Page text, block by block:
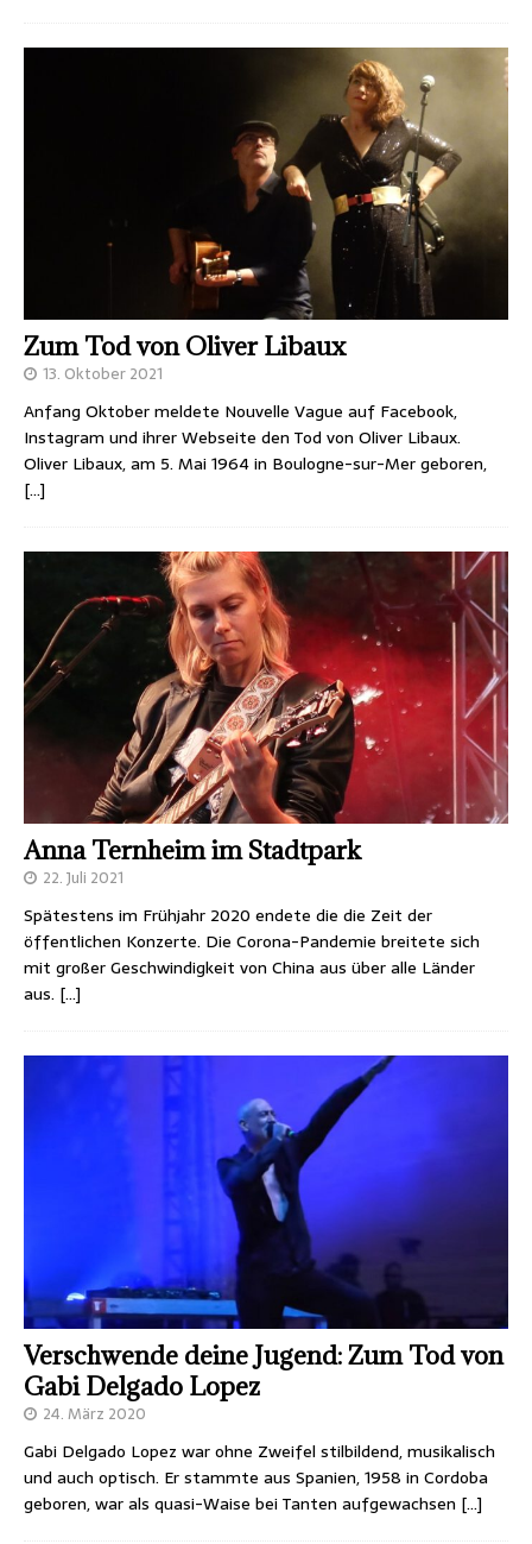
Zum Tod von Oliver Libaux
13. Oktober 2021
Anfang Oktober meldete Nouvelle Vague auf Facebook,
Instagram und ihrer Webseite den Tod von Oliver Libaux.
Oliver Libaux, am 5. Mai 1964 in Boulogne-sur-Mer geboren,
[…]
Anna Ternheim im Stadtpark
22. Juli 2021
Spätestens im Frühjahr 2020 endete die die Zeit der
öffentlichen Konzerte. Die Corona-Pandemie breitete sich
mit großer Geschwindigkeit von China aus über alle Länder
aus. […]
Verschwende deine Jugend: Zum Tod von
Gabi Delgado Lopez
24. März 2020
Gabi Delgado Lopez war ohne Zweifel stilbildend, musikalisch
und auch optisch. Er stammte aus Spanien, 1958 in Cordoba
geboren, war als quasi-Waise bei Tanten aufgewachsen […]